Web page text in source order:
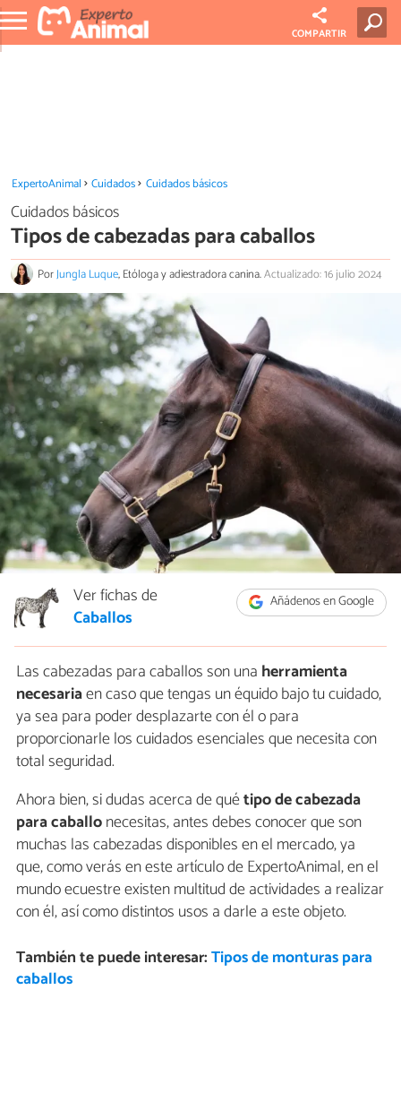
COMPARTIR
ExpertoAnimal Cuidados Cuidados básicos
Cuidados básicos
Tipos de cabezadas para caballos
PorJungla Luque, Etóloga y adiestradora canina.Actualizado: 16 julio 2024
Añádenos en Google
Ver fichas de
Caballos
Las cabezadas para caballos son una herramienta
necesariaen caso que tengas un équido bajo tu cuidado,
ya sea para poder desplazarte con él o para
proporcionarle los cuidados esenciales que necesita con
total seguridad.
Ahora bien, si dudas acerca de quétipo de cabezada
para caballonecesitas, antes debes conocer que son
muchas las cabezadas disponibles en el mercado, ya
que, como verás en este artículo de ExpertoAnimal, en el
mundo ecuestre existen multitud de actividades a realizar
con él, así como distintos usos a darle a este objeto.
También te puede interesar:Tipos de monturas para
caballos